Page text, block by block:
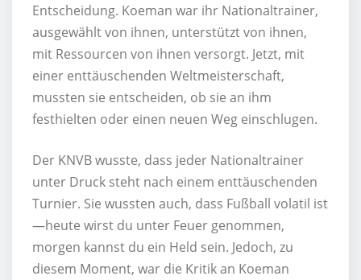
Entscheidung. Koeman war ihr Nationaltrainer,
ausgewählt von ihnen, unterstützt von ihnen,
mit Ressourcen von ihnen versorgt. Jetzt, mit
einer enttäuschenden Weltmeisterschaft,
mussten sie entscheiden, ob sie an ihm
festhielten oder einen neuen Weg einschlugen.
Der KNVB wusste, dass jeder Nationaltrainer
unter Druck steht nach einem enttäuschenden
Turnier. Sie wussten auch, dass Fußball volatil ist
—heute wirst du unter Feuer genommen,
morgen kannst du ein Held sein. Jedoch, zu
diesem Moment, war die Kritik an Koeman